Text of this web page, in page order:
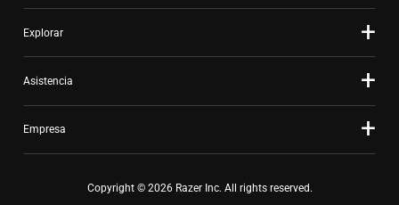
Explorar
Asistencia
Empresa
Copyright © 2026 Razer Inc. All rights reserved.